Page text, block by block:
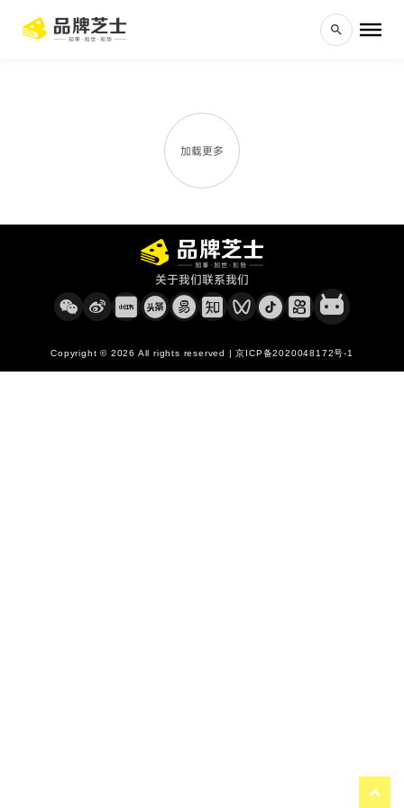
加载更多
关于我们联系我们
Copyright © 2026 All rights reserved | 京ICP备2020048172号-1